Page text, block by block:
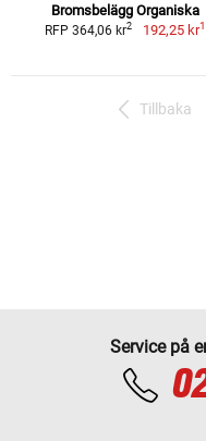
Bromsbelägg Organiska
RFP 364,06 kr2 192,25 kr1
Tillbaka
Service på